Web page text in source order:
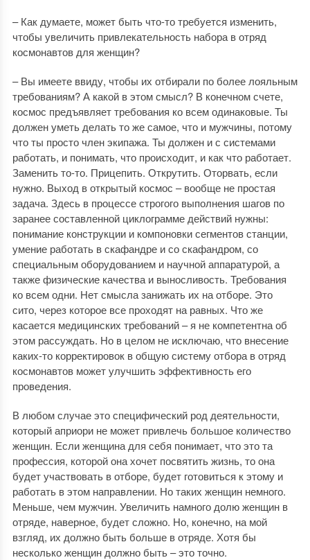
– Как думаете, может быть что-то требуется изменить,
чтобы увеличить привлекательность набора в отряд
космонавтов для женщин?
– Вы имеете ввиду, чтобы их отбирали по более лояльным
требованиям? А какой в этом смысл? В конечном счете,
космос предъявляет требования ко всем одинаковые. Ты
должен уметь делать то же самое, что и мужчины, потому
что ты просто член экипажа. Ты должен и с системами
работать, и понимать, что происходит, и как что работает.
Заменить то-то. Прицепить. Открутить. Оторвать, если
нужно. Выход в открытый космос – вообще не простая
задача. Здесь в процессе строгого выполнения шагов по
заранее составленной циклограмме действий нужны:
понимание конструкции и компоновки сегментов станции,
умение работать в скафандре и со скафандром, со
специальным оборудованием и научной аппаратурой, а
также физические качества и выносливость. Требования
ко всем одни. Нет смысла занижать их на отборе. Это
сито, через которое все проходят на равных. Что же
касается медицинских требований – я не компетентна об
этом рассуждать. Но в целом не исключаю, что внесение
каких-то корректировок в общую систему отбора в отряд
космонавтов может улучшить эффективность его
проведения.
В любом случае это специфический род деятельности,
который априори не может привлечь большое количество
женщин. Если женщина для себя понимает, что это та
профессия, которой она хочет посвятить жизнь, то она
будет участвовать в отборе, будет готовиться к этому и
работать в этом направлении. Но таких женщин немного.
Меньше, чем мужчин. Увеличить намного долю женщин в
отряде, наверное, будет сложно. Но, конечно, на мой
взгляд, их должно быть больше в отряде. Хотя бы
несколько женщин должно быть – это точно.